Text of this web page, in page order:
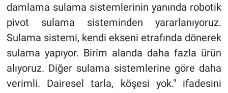
damlama sulama sistemlerinin yanında robotik
pivot sulama sisteminden yararlanıyoruz.
Sulama sistemi, kendi ekseni etrafında dönerek
sulama yapıyor. Birim alanda daha fazla ürün
alıyoruz. Diğer sulama sistemlerine göre daha
verimli. Dairesel tarla, köşesi yok." ifadesini